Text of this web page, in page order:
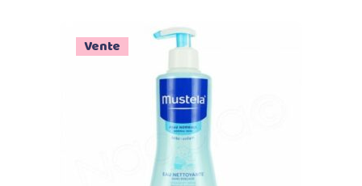
initial
était :
269,000
DT.
Vente
Ajouter au panier